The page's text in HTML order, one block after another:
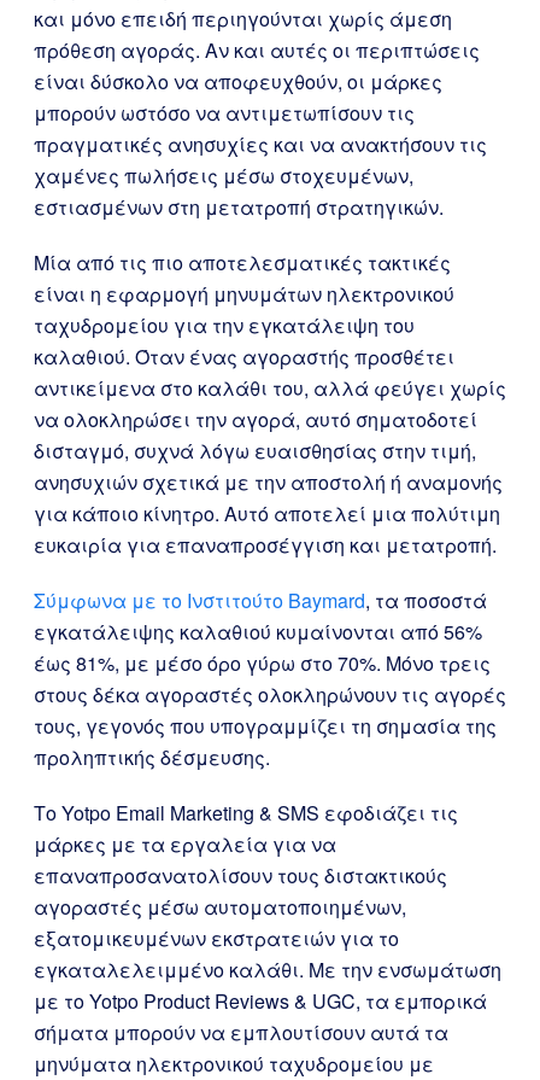
και μόνο επειδή περιηγούνται χωρίς άμεση
πρόθεση αγοράς. Αν και αυτές οι περιπτώσεις
είναι δύσκολο να αποφευχθούν, οι μάρκες
μπορούν ωστόσο να αντιμετωπίσουν τις
πραγματικές ανησυχίες και να ανακτήσουν τις
χαμένες πωλήσεις μέσω στοχευμένων,
εστιασμένων στη μετατροπή στρατηγικών.
Μία από τις πιο αποτελεσματικές τακτικές
είναι η εφαρμογή μηνυμάτων ηλεκτρονικού
ταχυδρομείου για την εγκατάλειψη του
καλαθιού. Όταν ένας αγοραστής προσθέτει
αντικείμενα στο καλάθι του, αλλά φεύγει χωρίς
να ολοκληρώσει την αγορά, αυτό σηματοδοτεί
δισταγμό, συχνά λόγω ευαισθησίας στην τιμή,
ανησυχιών σχετικά με την αποστολή ή αναμονής
για κάποιο κίνητρο. Αυτό αποτελεί μια πολύτιμη
ευκαιρία για επαναπροσέγγιση και μετατροπή.
Σύμφωνα με το Ινστιτούτο Baymard, τα ποσοστά
εγκατάλειψης καλαθιού κυμαίνονται από 56%
έως 81%, με μέσο όρο γύρω στο 70%. Μόνο τρεις
στους δέκα αγοραστές ολοκληρώνουν τις αγορές
τους, γεγονός που υπογραμμίζει τη σημασία της
προληπτικής δέσμευσης.
Το Yotpo Email Marketing & SMS εφοδιάζει τις
μάρκες με τα εργαλεία για να
επαναπροσανατολίσουν τους διστακτικούς
αγοραστές μέσω αυτοματοποιημένων,
εξατομικευμένων εκστρατειών για το
εγκαταλελειμμένο καλάθι. Με την ενσωμάτωση
με το Yotpo Product Reviews & UGC, τα εμπορικά
σήματα μπορούν να εμπλουτίσουν αυτά τα
μηνύματα ηλεκτρονικού ταχυδρομείου με